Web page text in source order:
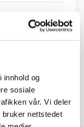
innhold og
sosiale
vår. Vi deler
nettstedet